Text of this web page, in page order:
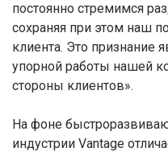
постоянно стремимся
сохраняя при этом наш
клиента. Это признание
упорной работы нашей
стороны клиентов».
На фоне
индустрии Vantage